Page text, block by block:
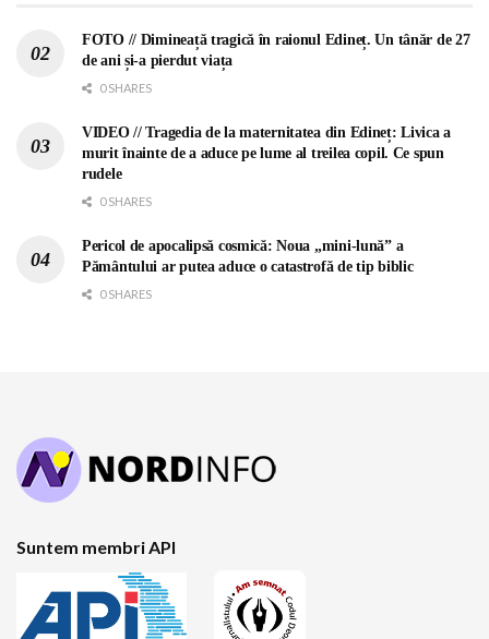
FOTO // Dimineață tragică în raionul Edineț. Un tânăr de 27
de ani și-a pierdut viața
0 SHARES
VIDEO // Tragedia de la maternitatea din Edineț: Livica a
murit înainte de a aduce pe lume al treilea copil. Ce spun
rudele
0 SHARES
Pericol de apocalipsă cosmică: Noua „mini-lună” a
Pământului ar putea aduce o catastrofă de tip biblic
0 SHARES
Suntem membri API